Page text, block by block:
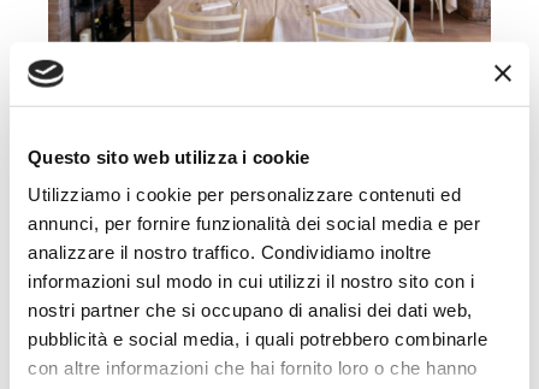
Questo sito web utilizza i cookie
Utilizziamo i cookie per personalizzare contenuti ed
annunci, per fornire funzionalità dei social media e per
analizzare il nostro traffico. Condividiamo inoltre
informazioni sul modo in cui utilizzi il nostro sito con i
nostri partner che si occupano di analisi dei dati web,
pubblicità e social media, i quali potrebbero combinarle
con altre informazioni che hai fornito loro o che hanno